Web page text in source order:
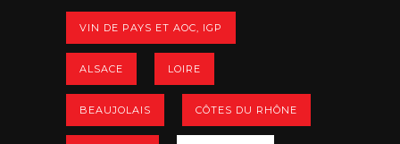
VIN DE PAYS ET AOC, IGP
ALSACE LOIRE
BEAUJOLAIS CÔTES DU RHÔNE